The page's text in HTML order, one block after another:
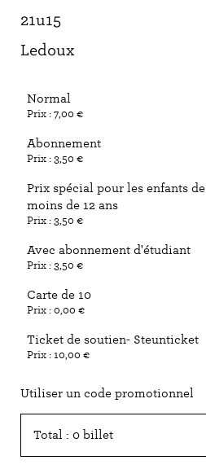
21u15
Ledoux
Normal
Prix : 7,00 €
Abonnement
Prix : 3,50 €
Prix spécial pour les enfants de
moins de 12 ans
Prix : 3,50 €
Avec abonnement d'étudiant
Prix : 3,50 €
Carte de 10
Prix : 0,00 €
Ticket de soutien- Steunticket
Prix : 10,00 €
Utiliser un code promotionnel
Total : 0 billet